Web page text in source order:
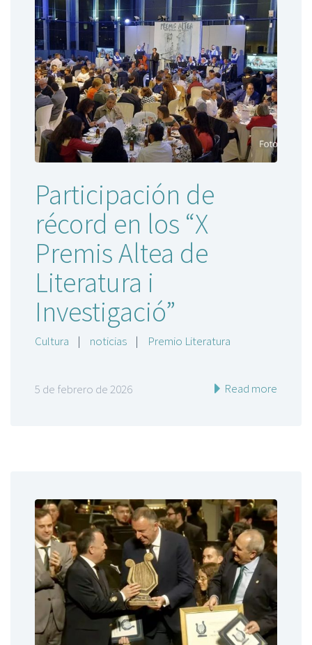
Participación de
récord en los “X
Premis Altea de
Literatura i
Investigació”
Cultura | noticias | Premio Literatura
5 de febrero de 2026 Read more